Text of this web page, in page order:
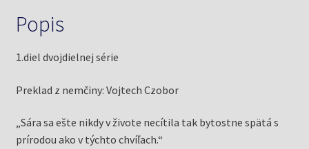
Popis
1.diel dvojdielnej série
Preklad z nemčiny: Vojtech Czobor
„Sára sa ešte nikdy v živote necítila tak bytostne spätá s
prírodou ako v týchto chvíľach.“